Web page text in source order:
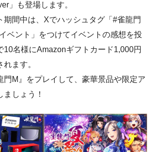
」も登場します。
期間中は、Xでハッシュタグ「#雀龍門
ベント」をつけてイベントの感想を投
10名様にAmazonギフトカード1,000円
ます。
門M』をプレイして、豪華景品や限定ア
しょう！